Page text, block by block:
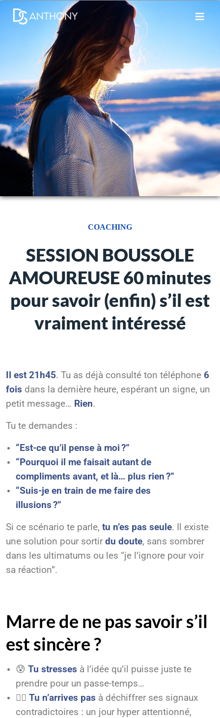
COACHING
SESSION BOUSSOLE
AMOUREUSE 60 minutes
pour savoir (enfin) s’il est
vraiment intéressé
Il est 21h45. Tu as déjà consulté ton téléphone 6
fois dans la dernière heure, espérant un signe, un
petit message… Rien.
Tu te demandes :
“Est-ce qu’il pense à moi ?”
“Pourquoi il me faisait autant de
compliments avant, et là… plus rien ?”
“Suis-je en train de me faire des
illusions ?”
Si ce scénario te parle, tu n’es pas seule. Il existe
une solution pour sortir du doute, sans sombrer
dans les ultimatums ou les “je l’ignore pour voir
sa réaction”.
Marre de ne pas savoir s’il
est sincère ?
😰 Tu stresses à l’idée qu’il puisse juste te
prendre pour un passe-temps…
🤷‍♀️ Tu n’arrives pas à déchiffrer ses signaux
contradictoires : un jour hyper attentionné,